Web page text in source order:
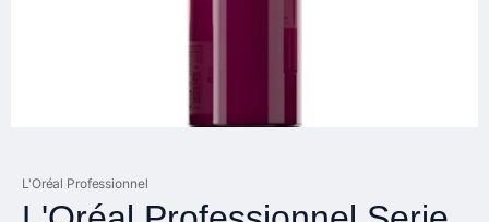
L'Oréal Professionnel